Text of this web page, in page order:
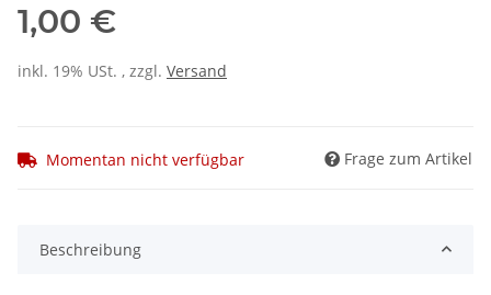
1,00 €
inkl. 19% USt. , zzgl. Versand
Momentan nicht verfügbar Frage zum Artikel
Beschreibung